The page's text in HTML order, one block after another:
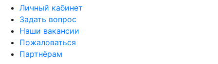
Личный кабинет
Задать вопрос
Наши вакансии
Пожаловаться
Партнёрам